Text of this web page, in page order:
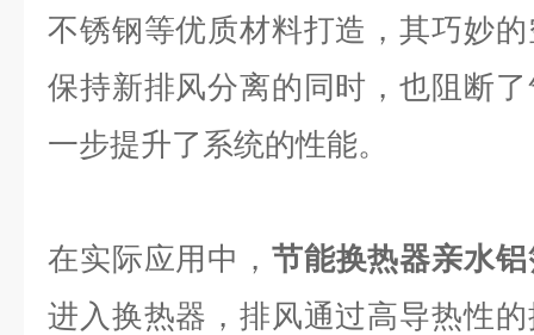
不锈钢等优质材料打造，其巧妙
保持新排风分离的同时，也阻断
一步提升了系统的性能。
在实际应用中， 节能换热器亲水
进入换热器，排风通过高导热性